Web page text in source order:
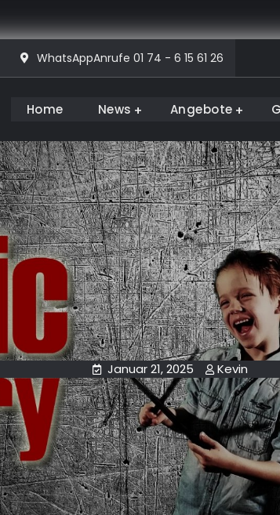
WhatsAppAnrufe 01 74 - 6 15 61 26
Home News Angebote
Januar 21, 2025 Kevin